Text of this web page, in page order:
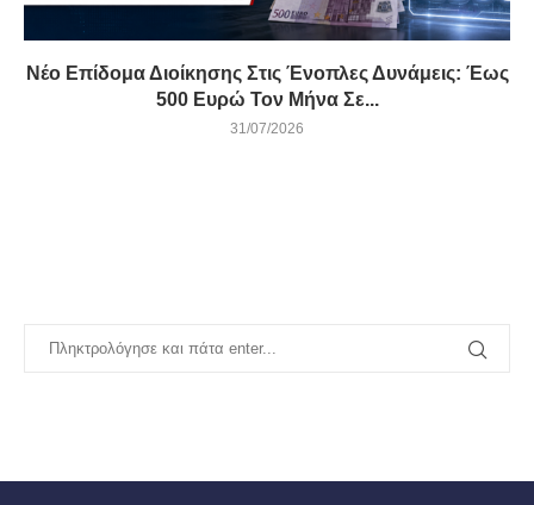
Νέο Επίδομα Διοίκησης Στις Ένοπλες Δυνάμεις: Έως
500 Ευρώ Τον Μήνα Σε...
31/07/2026